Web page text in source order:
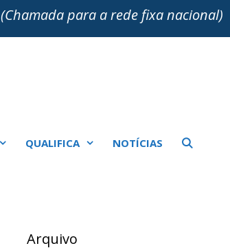
(Chamada para a rede fixa nacional)
QUALIFICA NOTÍCIAS
Arquivo